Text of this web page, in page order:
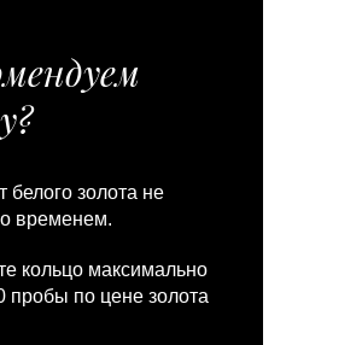
белого золота не
временем.
кольцо максимально
пробы по цене золота